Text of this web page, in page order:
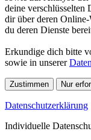
deine verschlüsselten
dir über deren
du deren Dienste
Erkundige dich bitte
sowie in unserer
Zustimmen Nur
Datenschutzerklärung
Individuelle